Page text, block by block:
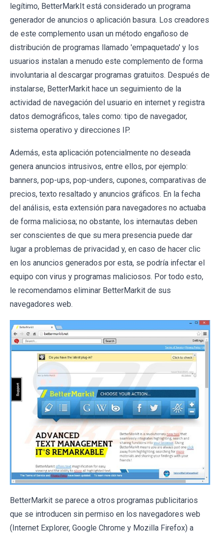
legítimo, BetterMarkIt está considerado un programa
generador de anuncios o aplicación basura. Los creadores
de este complemento usan un método engañoso de
distribución de programas llamado 'empaquetado' y los
usuarios instalan a menudo este complemento de forma
involuntaria al descargar programas gratuitos. Después de
instalarse, BetterMarkit hace un seguimiento de la
actividad de navegación del usuario en internet y registra
datos demográficos, tales como: tipo de navegador,
sistema operativo y direcciones IP.
Además, esta aplicación potencialmente no deseada
genera anuncios intrusivos, entre ellos, por ejemplo:
banners, pop-ups, pop-unders, cupones, comparativas de
precios, texto resaltado y anuncios gráficos. En la fecha
del análisis, esta extensión para navegadores no actuaba
de forma maliciosa; no obstante, los internautas deben
ser conscientes de que su mera presencia puede dar
lugar a problemas de privacidad y, en caso de hacer clic
en los anuncios generados por esta, se podría infectar el
equipo con virus y programas maliciosos. Por todo esto,
le recomendamos eliminar BetterMarkit de sus
navegadores web.
BetterMarkit se parece a otros programas publicitarios
que se introducen sin permiso en los navegadores web
(Internet Explorer, Google Chrome y Mozilla Firefox) a